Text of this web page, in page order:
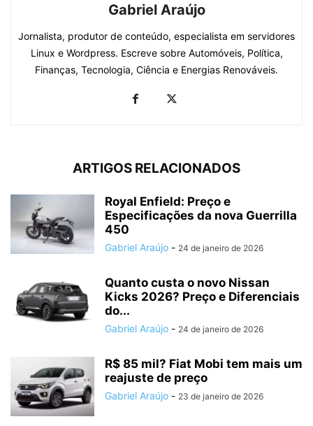
Gabriel Araújo
Jornalista, produtor de conteúdo, especialista em servidores
Linux e Wordpress. Escreve sobre Automóveis, Política,
Finanças, Tecnologia, Ciência e Energias Renováveis.
ARTIGOS RELACIONADOS
Royal Enfield: Preço e
Especificações da nova Guerrilla
450
Gabriel Araújo - 24 de janeiro de 2026
Quanto custa o novo Nissan
Kicks 2026? Preço e Diferenciais
do...
Gabriel Araújo - 24 de janeiro de 2026
R$ 85 mil? Fiat Mobi tem mais um
reajuste de preço
Gabriel Araújo - 23 de janeiro de 2026